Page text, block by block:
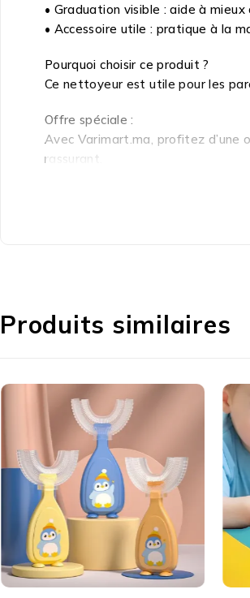
• Graduation visible : aide à
• Accessoire utile : pratique à la
Pourquoi choisir ce produit ?
Ce nettoyeur est utile pour les
Offre spéciale :
Avec Varimart.ma, profitez d’une
rassurant.
Produits similaires